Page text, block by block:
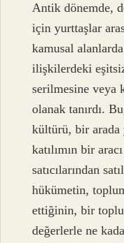
Antik dönemde,
için yurttaşlar
kamusal
ilişkilerdeki
serilmesine veya
olanak tanırdı.
kültürü, bir arada
katılımın bir
satıcılarından
hükümetin,
ettiğinin, bir
değerlerle ne